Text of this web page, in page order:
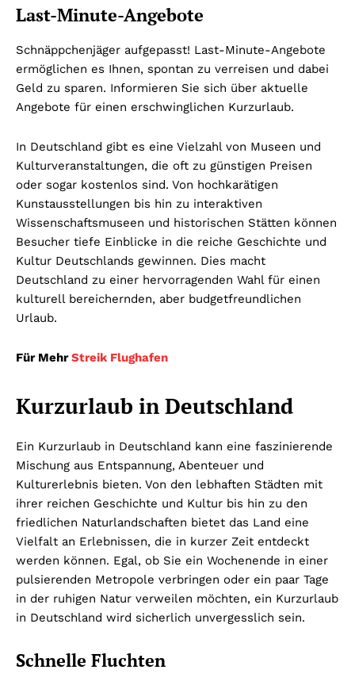
Last-Minute-Angebote
Schnäppchenjäger aufgepasst! Last-Minute-Angebote
ermöglichen es Ihnen, spontan zu verreisen und dabei
Geld zu sparen. Informieren Sie sich über aktuelle
Angebote für einen erschwinglichen Kurzurlaub.
In Deutschland gibt es eine Vielzahl von Museen und
Kulturveranstaltungen, die oft zu günstigen Preisen
oder sogar kostenlos sind. Von hochkarätigen
Kunstausstellungen bis hin zu interaktiven
Wissenschaftsmuseen und historischen Stätten können
Besucher tiefe Einblicke in die reiche Geschichte und
Kultur Deutschlands gewinnen. Dies macht
Deutschland zu einer hervorragenden Wahl für einen
kulturell bereichernden, aber budgetfreundlichen
Urlaub.
Für MehrStreik Flughafen
Kurzurlaub in Deutschland
Ein Kurzurlaub in Deutschland kann eine faszinierende
Mischung aus Entspannung, Abenteuer und
Kulturerlebnis bieten. Von den lebhaften Städten mit
ihrer reichen Geschichte und Kultur bis hin zu den
friedlichen Naturlandschaften bietet das Land eine
Vielfalt an Erlebnissen, die in kurzer Zeit entdeckt
werden können. Egal, ob Sie ein Wochenende in einer
pulsierenden Metropole verbringen oder ein paar Tage
in der ruhigen Natur verweilen möchten, ein Kurzurlaub
in Deutschland wird sicherlich unvergesslich sein.
Schnelle Fluchten